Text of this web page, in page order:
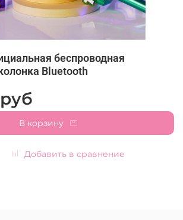
беспроводная
Bluetooth
Добавить в сравнение
В корзину